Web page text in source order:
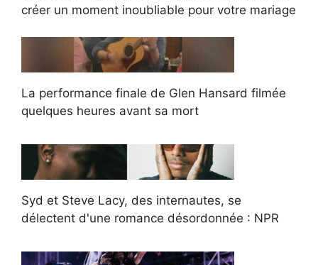
créer un moment inoubliable pour votre mariage
La performance finale de Glen Hansard filmée
quelques heures avant sa mort
Syd et Steve Lacy, des internautes, se
délectent d'une romance désordonnée : NPR